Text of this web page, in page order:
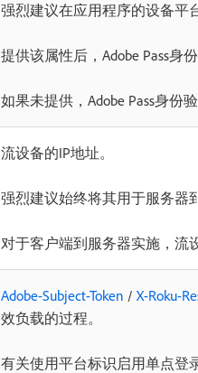
强烈建议在应用程序的设备平
提供该属性后，Adobe Pass身
如果未提供，Adobe Pass身份
流设备的IP地址。
强烈建议始终将其用于服务器
对于客户端到服务器实施，流
Adobe-Subject-Token / X-Roku-
效负载的过程。
有关使用平台标识启用单点登